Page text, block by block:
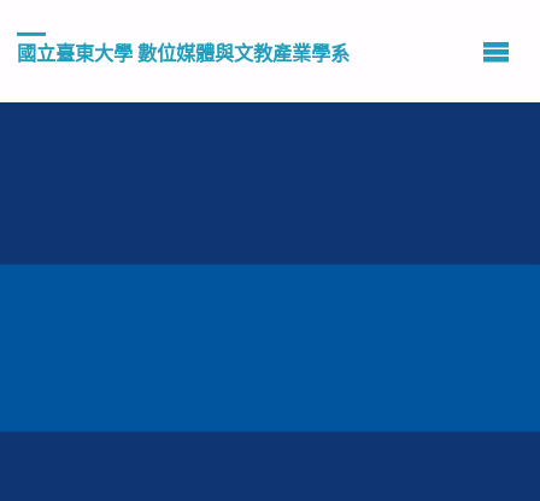
國立臺東大學 數位媒體與文教產業學系